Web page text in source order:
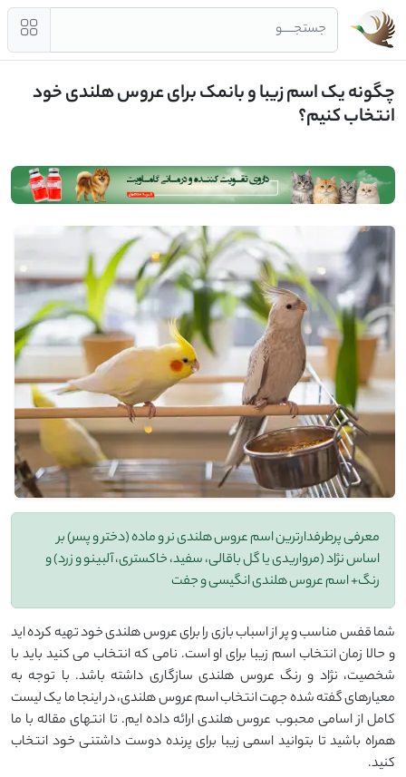
جستجــــو
چگونه یک اسم زیبا و بانمک برای عروس هلندی خود
انتخاب کنیم؟
معرفی پرطرفدارترین اسم عروس هلندی نر و ماده (دختر و پسر) بر
اساس نژاد (مرواریدی یا گل باقالی، سفید، خاکستری، آلبینو و زرد) و
رنگ+ اسم عروس هلندی انگیسی و جفت
شما قفس مناسب و پر از اسباب بازی را برای عروس هلندی خود تهیه کرده اید
و حالا زمان انتخاب اسم زیبا برای او است. نامی که انتخاب می کنید باید با
شخصیت، نژاد و رنگ عروس هلندی سازگاری داشته باشد. با توجه به
معیارهای گفته شده جهت انتخاب اسم عروس هلندی، در اینجا ما یک لیست
کامل از اسامی محبوب عروس هلندی ارائه داده ایم. تا انتهای مقاله با ما
همراه باشید تا بتوانید اسمی زیبا برای پرنده دوست داشتنی خود انتخاب
کنید.